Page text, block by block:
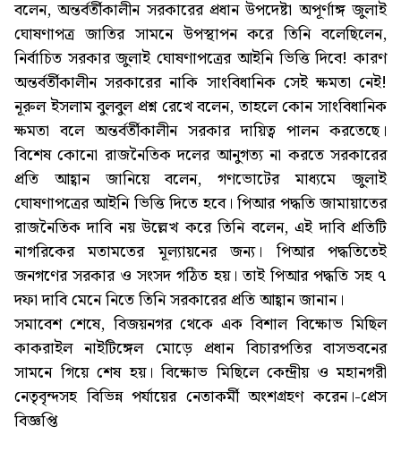
বলেন, অন্তর্বর্তীকালীন সরকারের প্রধান উপদেষ্টা অপূর্ণাঙ্গ জুলাই
ঘোষণাপত্র জাতির সামনে উপস্থাপন করে তিনি বলেছিলেন,
নির্বাচিত সরকার জুলাই ঘোষণাপত্রের আইনি ভিত্তি দিবে! কারণ
অন্তর্বর্তীকালীন সরকারের নাকি সাংবিধানিক সেই ক্ষমতা নেই!
নূরুল ইসলাম বুলবুল প্রশ্ন রেখে বলেন, তাহলে কোন সাংবিধানিক
ক্ষমতা বলে অন্তর্বর্তীকালীন সরকার দায়িত্ব পালন করতেছে।
বিশেষ কোনো রাজনৈতিক দলের আনুগত্য না করতে সরকারের
প্রতি আহ্বান জানিয়ে বলেন, গণভোটের মাধ্যমে জুলাই
ঘোষণাপত্রের আইনি ভিত্তি দিতে হবে। পিআর পদ্ধতি জামায়াতের
রাজনৈতিক দাবি নয় উল্লেখ করে তিনি বলেন, এই দাবি প্রতিটি
নাগরিকের মতামতের মূল্যায়নের জন্য। পিআর পদ্ধতিতেই
জনগণের সরকার ও সংসদ গঠিত হয়। তাই পিআর পদ্ধতি সহ ৭
দফা দাবি মেনে নিতে তিনি সরকারের প্রতি আহ্বান জানান।
সমাবেশ শেষে, বিজয়নগর থেকে এক বিশাল বিক্ষোভ মিছিল
কাকরাইল নাইটিঙ্গেল মোড়ে প্রধান বিচারপতির বাসভবনের
সামনে গিয়ে শেষ হয়। বিক্ষোভ মিছিলে কেন্দ্রীয় ও মহানগরী
নেতৃবৃন্দসহ বিভিন্ন পর্যায়ের নেতাকর্মী অংশগ্রহণ করেন।-প্রেস
বিজ্ঞপ্তি